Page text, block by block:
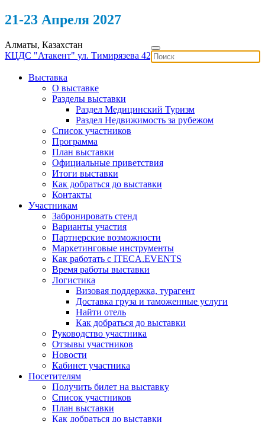
21-23 Апреля 2027
Алматы, Казахстан
КЦДС "Атакент" ул. Тимирязева 42
Выставка
О выставке
Разделы выставки
Раздел Медицинский Туризм
Раздел Недвижимость за рубежом
Список участников
Программа
План выставки
Официальные приветствия
Итоги выставки
Как добраться до выставки
Контакты
Участникам
Забронировать стенд
Варианты участия
Партнерские возможности
Маркетинговые инструменты
Как работать с ITECA.EVENTS
Время работы выставки
Логистика
Визовая поддержка, турагент
Доставка груза и таможенные услуги
Найти отель
Как добраться до выставки
Руководство участника
Отзывы участников
Новости
Кабинет участника
Посетителям
Получить билет на выставку
Список участников
План выставки
Как добраться до выставки